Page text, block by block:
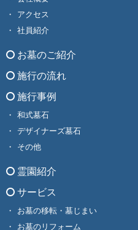
アクセス
社員紹介
お墓のご紹介
施行の流れ
施行事例
和式墓石
デザイナーズ墓石
その他
霊園紹介
サービス
お墓の移転・墓じまい
お墓のリフォーム